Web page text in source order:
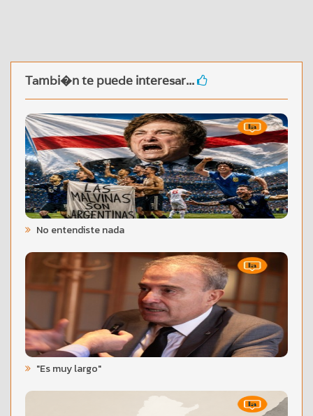
Tambi�n te puede interesar...
No entendiste nada
"Es muy largo"